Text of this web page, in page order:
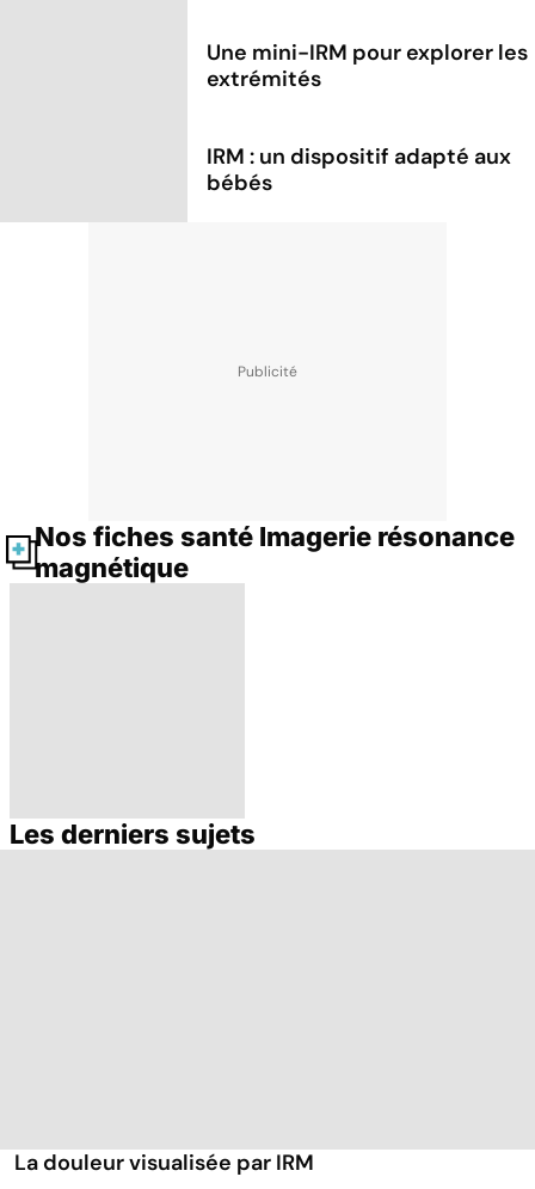
Une mini-IRM pour explorer les
extrémités
IRM : un dispositif adapté aux
bébés
Nos fiches santé Imagerie résonance
magnétique
Médecine de
Les derniers sujets
La douleur visualisée par IRM